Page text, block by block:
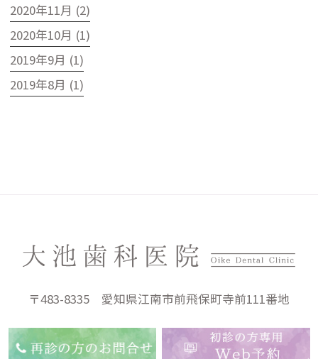
2020年11月 (2)
2020年10月 (1)
2019年9月 (1)
2019年8月 (1)
〒483-8335 愛知県江南市前飛保町寺前111番地